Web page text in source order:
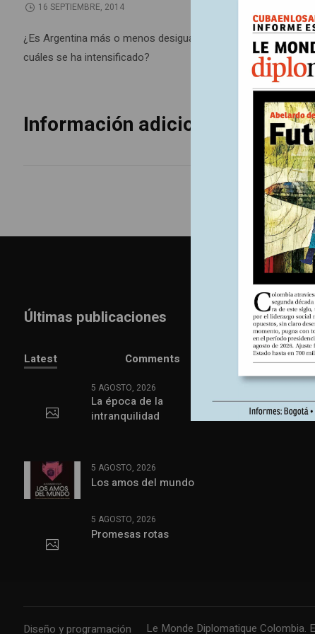
16 SEPTIEMBRE, 2014
¿Es Argentina más o menos desigual después de diez años
cuáles se ha intensificado?
Información adicional
Últimas publicaciones
Latest Comments
5 AGOSTO, 2026
La época de la
intranquilidad
5 AGOSTO, 2026
Los amos del mundo
5 AGOSTO, 2026
Promesas rotas
Le Monde Diplomatique Colombia.
Diseño y programación